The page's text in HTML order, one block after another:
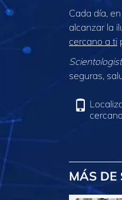
Cada día,
alcanzar la
cercano a ti
seguras,
cercana
MÁS DE